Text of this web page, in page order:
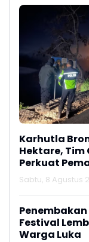
Karhutla
Hektare, Tim
Perkuat
Sabtu, 8 Agustus
Festival
Warga Luka